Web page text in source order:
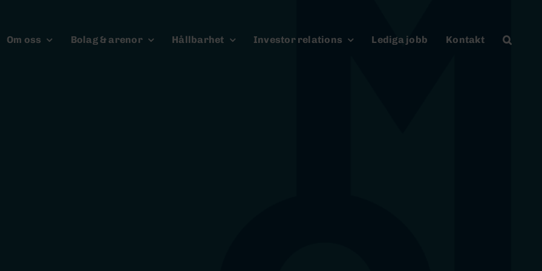
Om oss Bolag & arenor Hållbarhet Investor relations Lediga jobb Kontakt